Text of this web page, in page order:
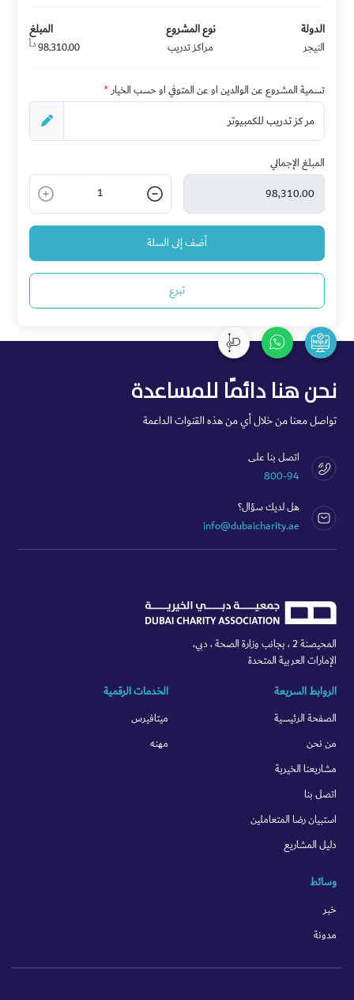
الدولة
النيجر
نوع المشروع
مراكز تدريب
المبلغ
98,310.00 د.أ
تسمية المشروع عن الوالدين او عن المتوفي او حسب الخيار*
المبلغ الإجمالي
1
أضف إلى السلة
تبرع
نحن هنا دائمًا للمساعدة
تواصل معنا من خلال أي من هذه القنوات الداعمة
اتصل بنا على
800-94
هل لديك سؤال؟
info@dubaicharity.ae
المحيصنة 2 ، بجانب وزارة الصحة ، دبي،
الإمارات العربية المتحدة
الروابط السريعة
الصفحة الرئيسية
من نحن
مشاريعنا الخيرية
اتصل بنا
استبيان رضا المتعاملين
دليل المشاريع
الخدمات الرقمية
ميتافيرس
مهنه
وسائط
خبر
مدونة